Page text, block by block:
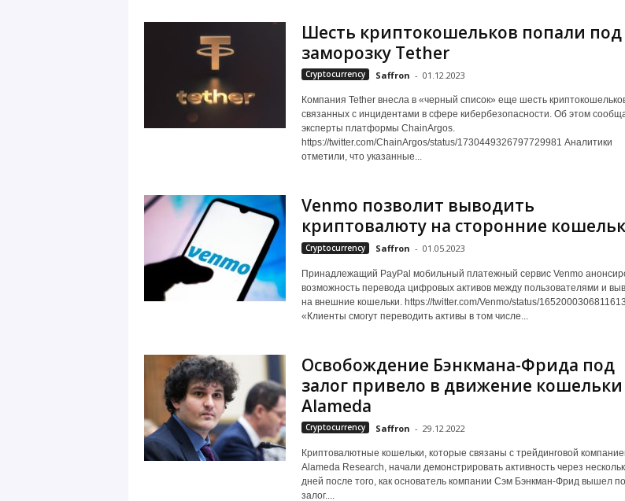
Шесть криптокошельков попали под
заморозку Tether
Cryptocurrency Saffron - 01.12.2023
Компания Tether внесла в «черный список» еще шесть
связанных с инцидентами в сфере кибербезопасности. Об этом
эксперты платформы ChainArgos.
https://twitter.com/ChainArgos/status/1730449326797729981 Аналитики
отметили, что указанные...
Venmo позволит выводить
криптовалюту на сторонние
Cryptocurrency Saffron - 01.05.2023
Принадлежащий PayPal мобильный платежный сервис Venmo
возможность перевода цифровых активов между пользователями и
на внешние кошельки. https://twitter.com/Venmo/status/
«Клиенты смогут переводить активы в том числе...
Освобождение Бэнкмана-Фрида под
залог привело в движение кошельки
Alameda
Cryptocurrency Saffron - 29.12.2022
Криптовалютные кошельки, которые связаны с трейдинговой
Alameda Research, начали демонстрировать активность через
дней после того, как основатель компании Сэм Бэнкман-Фрид вышел
залог....